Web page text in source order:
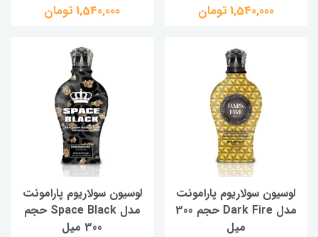
1,540,000 تومان 1,540,000 تومان
لوسیون سولاریوم پارامونت
مدل Dark Fire حجم 300
میل
لوسیون سولاریوم پارامونت
مدل Space Black حجم
300 میل